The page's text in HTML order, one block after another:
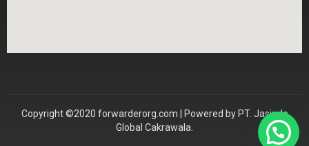
Copyright ©2020 forwarderorg.com | Powered by PT. Jasindo
Global Cakrawala.
Konsultasi Sekarang